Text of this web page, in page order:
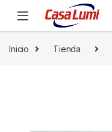
Inicio Tienda